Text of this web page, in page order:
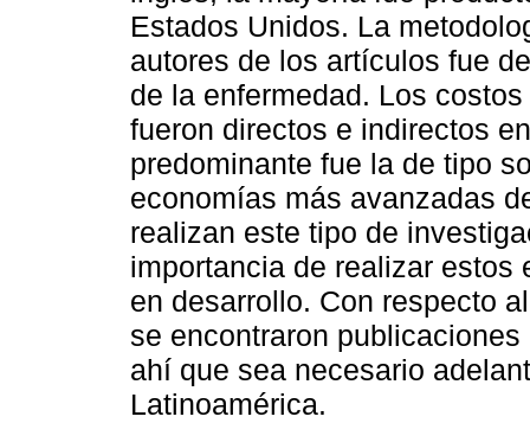
Estados Unidos. La
autores de los artículos fue
de la enfermedad. Los
fueron directos e indirectos
predominante fue la de tipo
economías más avanzadas
realizan este tipo de
importancia de realizar
en desarrollo. Con respecto
se encontraron
ahí que sea necesario
Latinoamérica.